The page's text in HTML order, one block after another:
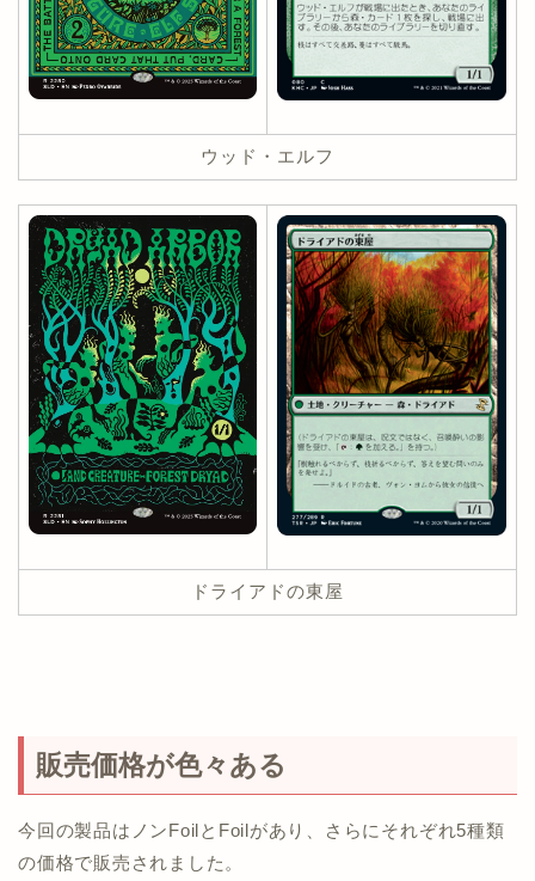
ウッド・エルフ
ドライアドの東屋
販売価格が色々ある
今回の製品はノンFoilとFoilがあり、さらにそれぞれ5種類
の価格で販売されました。